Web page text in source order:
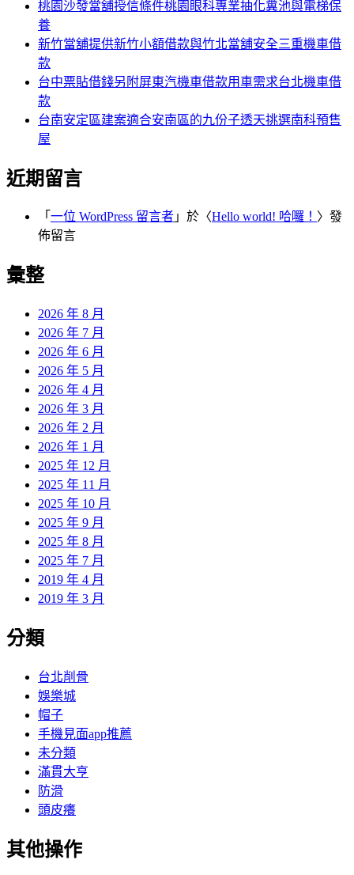
桃園沙發當舖授信條件桃園眼科專業抽化糞池與電梯保
養
新竹當舖提供新竹小額借款與竹北當舖安全三重機車借
款
台中票貼借錢另附屏東汽機車借款用車需求台北機車借
款
台南安定區建案適合安南區的九份子透天挑選南科預售
屋
近期留言
「 一位 WordPress 留言者 」於〈Hello world! 哈囉！ 〉發
佈留言
彙整
2026 年 8 月
2026 年 7 月
2026 年 6 月
2026 年 5 月
2026 年 4 月
2026 年 3 月
2026 年 2 月
2026 年 1 月
2025 年 12 月
2025 年 11 月
2025 年 10 月
2025 年 9 月
2025 年 8 月
2025 年 7 月
2019 年 4 月
2019 年 3 月
分類
台北削骨
娛樂城
帽子
手機見面app推薦
未分類
滿貫大亨
防滑
頭皮癢
其他操作